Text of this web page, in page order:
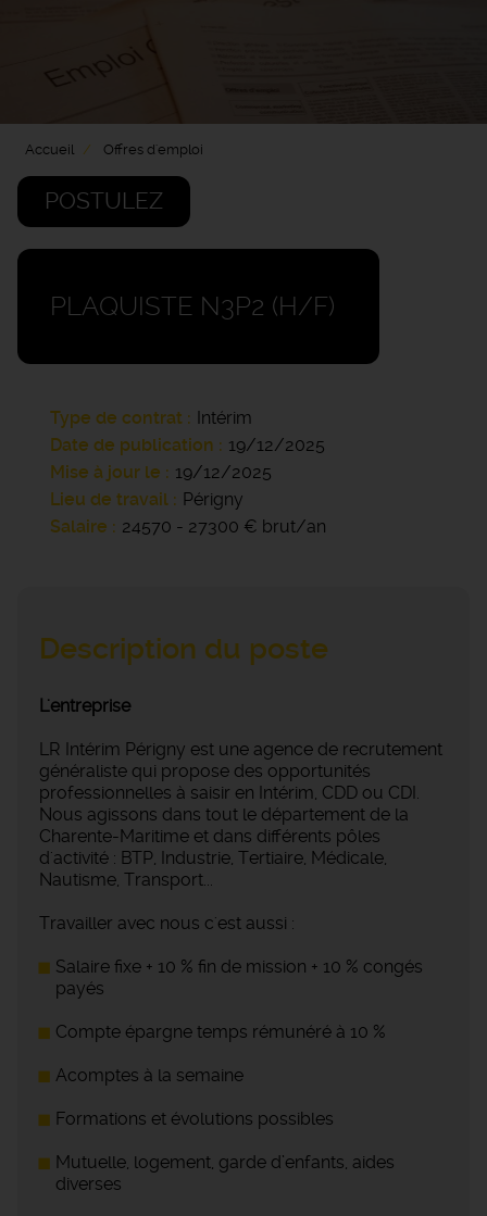
Accueil Offres d'emploi
POSTULEZ
PLAQUISTE N3P2 (H/F)
Type de contrat
Intérim
Date de publication
19/12/2025
Mise à jour le
19/12/2025
Lieu de travail
Périgny
Salaire
24570 - 27300 € brut/an
Description du poste
L'entreprise
LR Intérim Périgny est une agence de recrutement
généraliste qui propose des opportunités
professionnelles à saisir en Intérim, CDD ou CDI.
Nous agissons dans tout le département de la
Charente-Maritime et dans différents pôles
d'activité : BTP, Industrie, Tertiaire, Médicale,
Nautisme, Transport...
Travailler avec nous c'est aussi :
Salaire fixe + 10 % fin de mission + 10 % congés
payés
Compte épargne temps rémunéré à 10 %
Acomptes à la semaine
Formations et évolutions possibles
Mutuelle, logement, garde d’enfants, aides
diverses